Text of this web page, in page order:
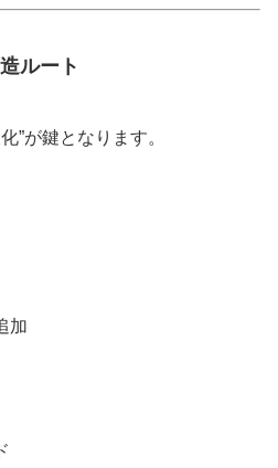
ルート
”が鍵となります。
加